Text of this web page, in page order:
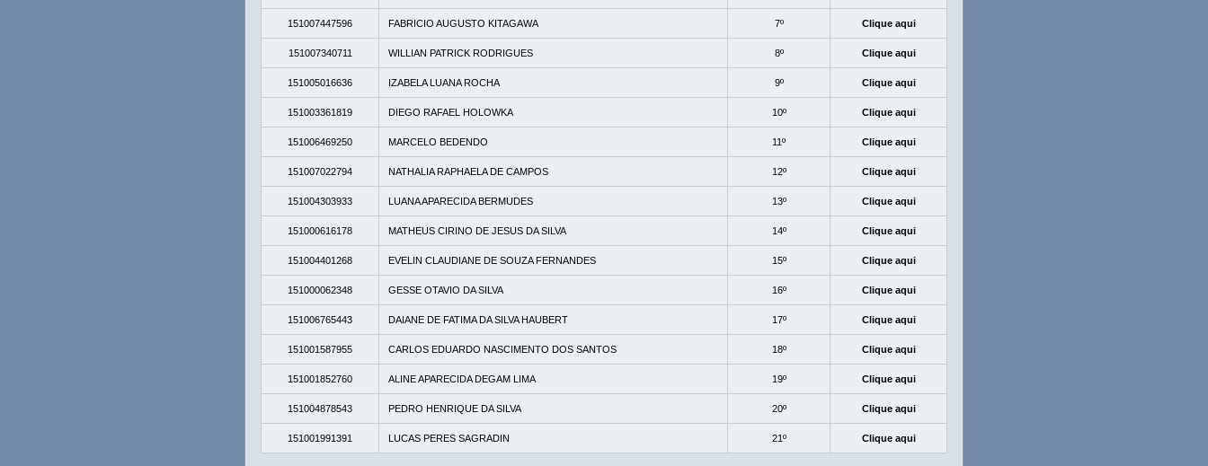
151007447596 FABRICIO AUGUSTO KITAGAWA 7º Clique aqui
151007340711 WILLIAN PATRICK RODRIGUES 8º Clique aqui
151005016636 IZABELA LUANA ROCHA 9º Clique aqui
151003361819 DIEGO RAFAEL HOLOWKA 10º Clique aqui
151006469250 MARCELO BEDENDO 11º Clique aqui
151007022794 NATHALIA RAPHAELA DE CAMPOS 12º Clique aqui
151004303933 LUANA APARECIDA BERMUDES 13º Clique aqui
151000616178 MATHEUS CIRINO DE JESUS DA SILVA 14º Clique aqui
151004401268 EVELIN CLAUDIANE DE SOUZA FERNANDES 15º Clique aqui
151000062348 GESSE OTAVIO DA SILVA 16º Clique aqui
151006765443 DAIANE DE FATIMA DA SILVA HAUBERT 17º Clique aqui
151001587955 CARLOS EDUARDO NASCIMENTO DOS SANTOS 18º Clique aqui
151001852760 ALINE APARECIDA DEGAM LIMA 19º Clique aqui
151004878543 PEDRO HENRIQUE DA SILVA 20º Clique aqui
151001991391 LUCAS PERES SAGRADIN 21º Clique aqui